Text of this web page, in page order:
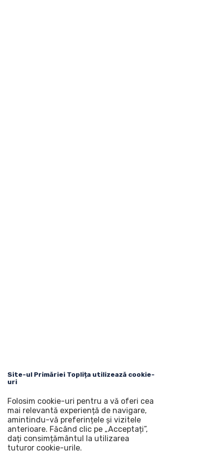
Site-ul Primăriei Toplița utilizează cookie-
uri
Folosim cookie-uri pentru a vă oferi cea
mai relevantă experiență de navigare,
amintindu-vă preferințele și vizitele
anterioare. Făcând clic pe „Acceptați”,
dați consimțământul la utilizarea
tuturor cookie-urile.